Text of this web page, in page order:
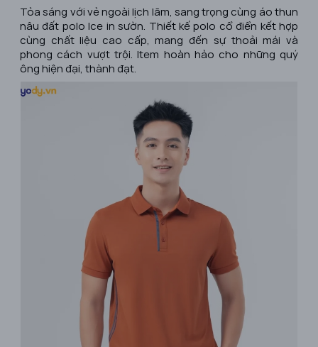
Tỏa sáng với vẻ ngoài lịch lãm, sang trọng cùng áo thun
nâu đất polo Ice in sườn. Thiết kế polo cổ điển kết hợp
cùng chất liệu cao cấp, mang đến sự thoải mái và
phong cách vượt trội. Item hoàn hảo cho những quý
ông hiện đại, thành đạt.